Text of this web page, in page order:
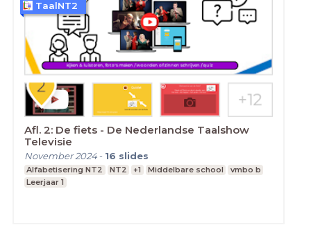
Afl. 2: De fiets - De Nederlandse Taalshow
Televisie
November 2024- 16 slides
Alfabetisering NT2 NT2 +1 Middelbare school
vmbo b
Leerjaar 1
TaalNT2